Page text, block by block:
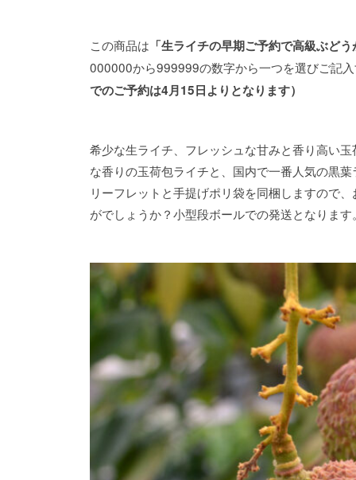
この商品は 「生ライチの早期ご予約で高級ぶど
000000から999999の数字から一つを選びご記
でのご予約は4月15日よりとなります）
希少な生ライチ、フレッシュな甘みと香り高い
な香りの玉荷包ライチと、国内で一番人気の黒
リーフレットと手提げポリ袋を同梱しますので
がでしょうか？小型段ボールでの発送となります